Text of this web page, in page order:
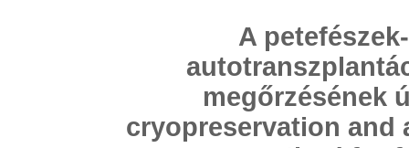
A
megőrzésének
cryopreservation and